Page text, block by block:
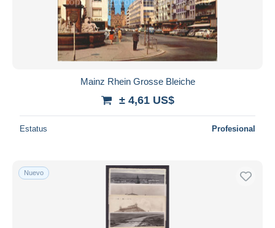
Mainz Rhein Grosse Bleiche
± 4,61 US$
Estatus Profesional
Nuevo